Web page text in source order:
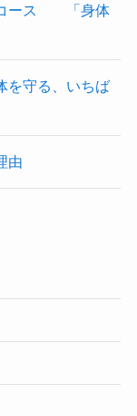
コース 「身体
を守る、いちば
由